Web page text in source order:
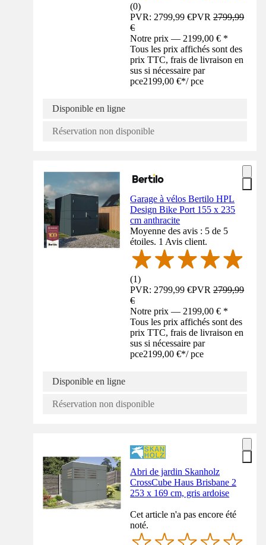
(0)
PVR: 2799,99 €PVR2799,99
€
Notre prix — 2199,00 € *
Tous les prix affichés sont des
prix TTC, frais de livraison en
sus si nécessaire par
pce2199,00 €*/ pce
Disponible en ligne
Réservation non disponible
Garage à vélos Bertilo HPL
Design Bike Port 155 x 235
cm anthracite
Moyenne des avis : 5 de 5
étoiles. 1 Avis client.
(1)
PVR: 2799,99 €PVR2799,99
€
Notre prix — 2199,00 € *
Tous les prix affichés sont des
prix TTC, frais de livraison en
sus si nécessaire par
pce2199,00 €*/ pce
Disponible en ligne
Réservation non disponible
Abri de jardin Skanholz
CrossCube Haus Brisbane 2
253 x 169 cm, gris ardoise
Cet article n'a pas encore été
noté.